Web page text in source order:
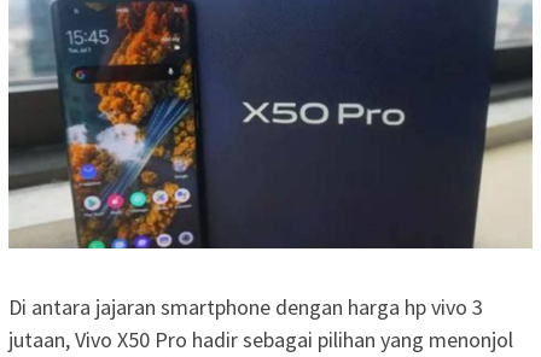
Di antara jajaran smartphone dengan harga hp vivo 3
jutaan, Vivo X50 Pro hadir sebagai pilihan yang menonjol